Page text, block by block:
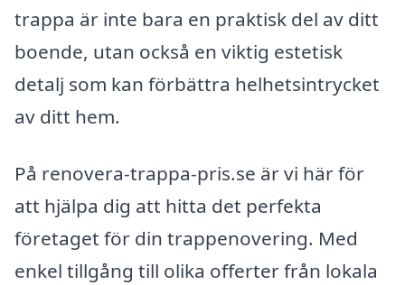
trappa är inte bara en praktisk del av ditt
boende, utan också en viktig estetisk
detalj som kan förbättra helhetsintrycket
av ditt hem.
På renovera-trappa-pris.se är vi här för
att hjälpa dig att hitta det perfekta
företaget för din trappenovering. Med
enkel tillgång till olika offerter från lokala